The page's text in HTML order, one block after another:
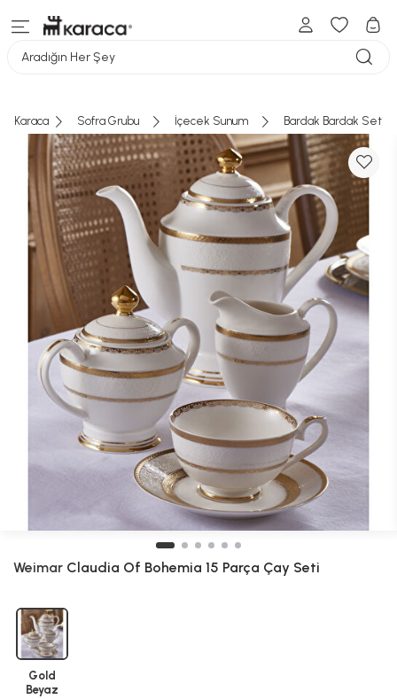
Aradığın Her Şey
Karaca Sofra Grubu İçecek Sunum Bardak Bardak Seti
Weimar Claudia Of Bohemia 15 Parça Çay Seti
Gold
Beyaz